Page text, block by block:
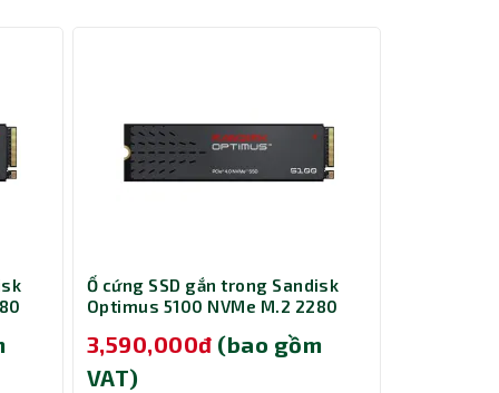
Ổ cứng SSD gắn trong Sandisk
Optimus 5100 NVMe M.2 2280
3,590,000đ (bao gồm
VAT)